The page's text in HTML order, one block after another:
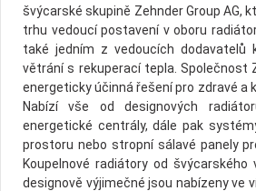
švýcarské skupině Zehnder Group AG,
trhu vedoucí postavení v oboru
také jedním z vedoucích dodavatelů
větrání s rekuperací tepla. Společnost
energeticky účinná řešení pro zdravé a
Nabízí vše od designových
energetické centrály, dále pak
prostoru nebo stropní sálavé panely
Koupelnové radiátory od švýcarského
designově výjimečné jsou nabízeny ve